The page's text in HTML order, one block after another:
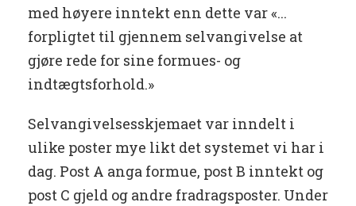
med høyere inntekt enn dette var «...
forpligtet til gjennem selvangivelse at
gjøre rede for sine formues- og
indtægtsforhold.»
Selvangivelsesskjemaet var inndelt i
ulike poster mye likt det systemet vi har i
dag. Post A anga formue, post B inntekt og
post C gjeld og andre fradragsposter. Under